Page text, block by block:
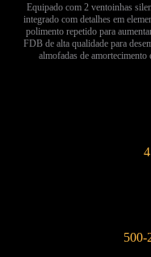
Equipado com 2 ventoinhas
integrado com detalhes em
polimento repetido para
FDB de alta qualidade para
almofadas de
500-